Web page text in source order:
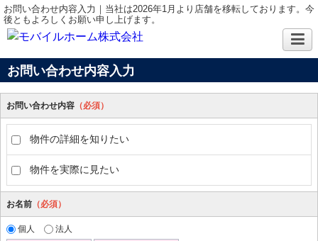
お問い合わせ内容入力｜当社は2026年1月より店舗を移転しております。今
後ともよろしくお願い申し上げます。
お問い合わせ内容入力
お問い合わせ内容 （必須）
物件の詳細を知りたい
物件を実際に見たい
お名前 （必須）
個人 法人